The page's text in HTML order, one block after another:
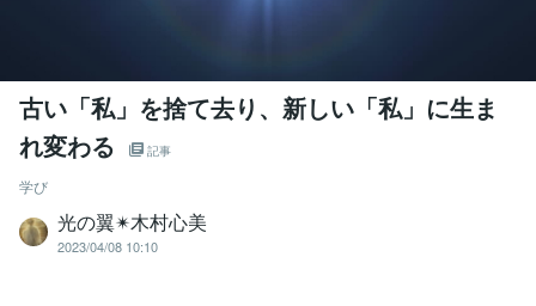
古い「私」を捨て去り、新しい「私」に生ま
れ変わる
記事
学び
光の翼✴︎木村心美
2023/04/08 10:10